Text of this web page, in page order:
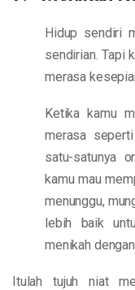
Hidup sendiri
sendirian. Tapi
merasa
Ketika kamu
merasa
satu-satunya
kamu mau
menunggu,
lebih baik
menikah
Itulah tujuh niat